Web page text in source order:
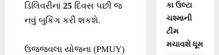
ડિલિવરીના 25 દિવસ પછી જ
નવું બુકિંગ કરી શકશે.
ઉજ્જવલા યોજના (PMUY)
કા ઉલ્ટા
ચશ્માની
ટીમ
મચાવશે ધૂમ